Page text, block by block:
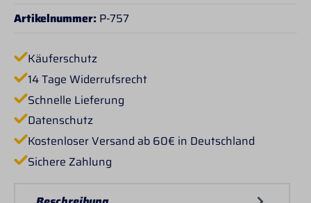
Artikelnummer: P-757
Käuferschutz
14 Tage Widerrufsrecht
Schnelle Lieferung
Datenschutz
Kostenloser Versand ab 60€ in Deutschland
Sichere Zahlung